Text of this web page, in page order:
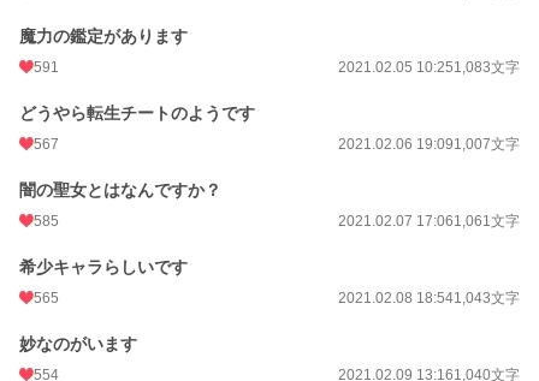
魔力の鑑定があります
591 2021.02.05 10:251,083文字
どうやら転生チートのようです
567 2021.02.06 19:091,007文字
闇の聖女とはなんですか？
585 2021.02.07 17:061,061文字
希少キャラらしいです
565 2021.02.08 18:541,043文字
妙なのがいます
554 2021.02.09 13:161,040文字